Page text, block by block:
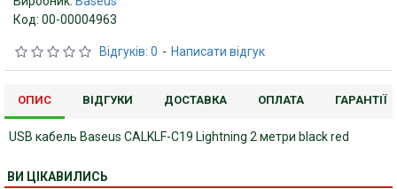
Код: 00-00004963
Відгуків: 0 - Написати відгук
ОПИС ВІДГУКИ ДОСТАВКА ОПЛАТА ГАРАНТІЇ
USB кабель Baseus CALKLF-C19 Lightning 2 метри black red
ВИ ЦІКАВИЛИСЬ